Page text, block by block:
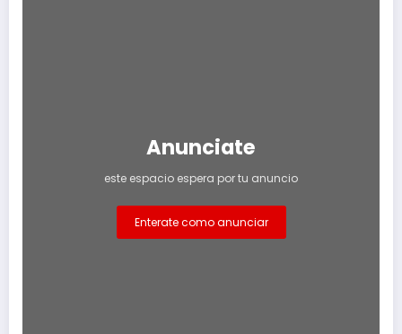
Anunciate
este espacio espera por tu anuncio
Enterate como anunciar